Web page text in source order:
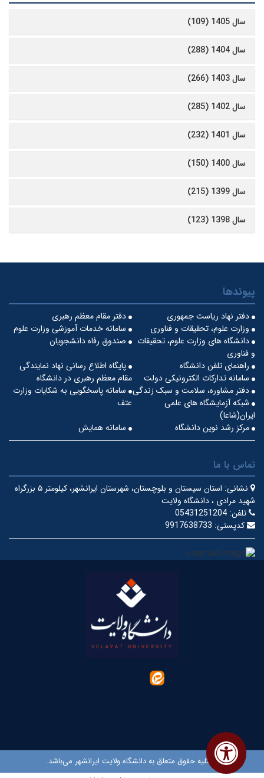
سال 1405 (109)
سال 1404 (288)
سال 1403 (266)
سال 1402 (285)
سال 1401 (232)
سال 1400 (150)
سال 1399 (215)
سال 1398 (123)
پیوندها
دفتر مقام معظم رهبری
دفتر نهاد ریاست جمهوری
سامانه خدمات آموزشی وزارت علوم
وزارت علوم، تحقیقات و فناوری
صندوق رفاه دانشجویان
دانشگاه های وزارت علوم، تحقیقات
و فناوری
پایگاه اطلاع رسانی نهاد نمایندگی
مقام معظم رهبری در دانشگاه
راهنمای تلفن دانشگاه
سامانه تدارکات الکترونیکی دولت
سامانه پاسخگویی به شکایات وزارت
عتف
دفتر مشاوره، سلامت و سبک زندگی
شبکه آزمایشگاه های علمی
ایران(شاعا)
سامانه همایش
مرکز رشد نوین دانشگاه
تماس با ما
نشانی:
استان سیستان و بلوچستان، شهرستان ایرانشهر، کیلومتر ۵ بزرگراه
شهید مرادی ، دانشگاه ولایت
تلفن: 05431251204
کدپستی: 9917638733
© کلیه حقوق متعلق به دانشگاه ولایت ایرانشهر می‌باشد.